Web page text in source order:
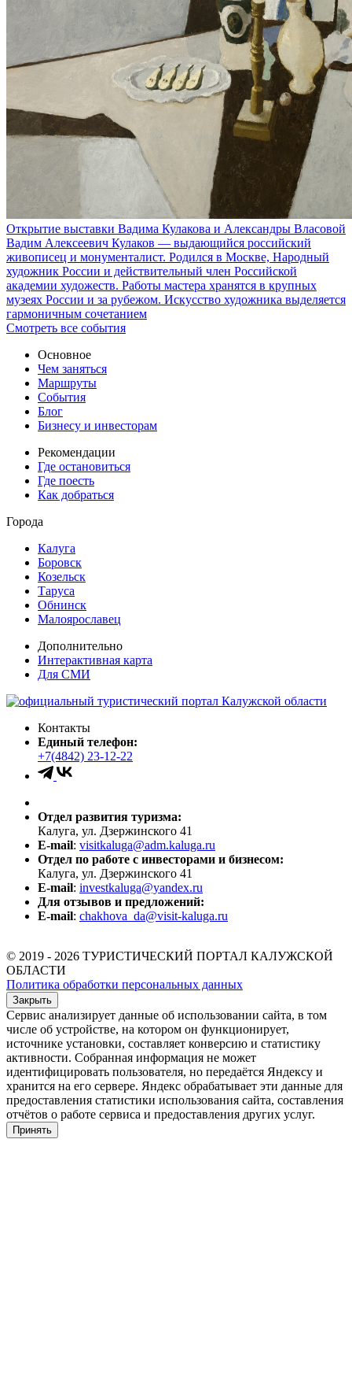
Открытие выставки Вадима Кулакова и Александры Власовой
Вадим Алексеевич Кулаков — выдающийся российский
живописец и монументалист. Родился в Москве, Народный
художник России и действительный член Российской
академии художеств. Работы мастера хранятся в крупных
музеях России и за рубежом. Искусство художника выделяется
гармоничным сочетанием
Смотреть все события
Основное
Чем заняться
Маршруты
События
Блог
Бизнесу и инвесторам
Рекомендации
Где остановиться
Где поесть
Как добраться
Города
Калуга
Боровск
Козельск
Таруса
Обнинск
Малоярославец
Дополнительно
Интерактивная карта
Для СМИ
Контакты
Единый телефон:
+7(4842) 23-12-22
Отдел развития туризма:
Калуга, ул. Дзержинского 41
E-mail: visitkaluga@adm.kaluga.ru
Отдел по работе с инвесторами и бизнесом:
Калуга, ул. Дзержинского 41
E-mail: investkaluga@yandex.ru
Для отзывов и предложений:
E-mail: chakhova_da@visit-kaluga.ru
© 2019 - 2026 ТУРИСТИЧЕСКИЙ ПОРТАЛ КАЛУЖСКОЙ
ОБЛАСТИ
Политика обработки персональных данных
Закрыть
Сервис анализирует данные об использовании сайта, в том
числе об устройстве, на котором он функционирует,
источнике установки, составляет конверсию и статистику
активности. Собранная информация не может
идентифицировать пользователя, но передаётся Яндексу и
хранится на его сервере. Яндекс обрабатывает эти данные для
предоставления статистики использования сайта, составления
отчётов о работе сервиса и предоставления других услуг.
Принять